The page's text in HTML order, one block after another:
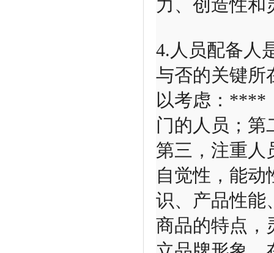
力、创造性和
4.人员配备人
与否的关键所
以考虑：****
门的人员；第
第三，注重人
自觉性，能动
识、产品性能
商品的特点，